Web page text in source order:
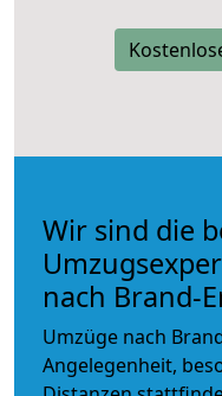
Wir sind die
nach Brand-
Umzüge nach
Angelegenheit,